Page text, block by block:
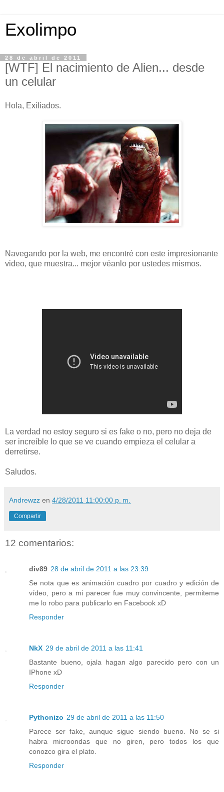
Exolimpo
28 de abril de 2011
[WTF] El nacimiento de Alien... desde
un celular
Hola, Exiliados.
Navegando por la web, me encontré con este impresionante
video, que muestra... mejor véanlo por ustedes mismos.
La verdad no estoy seguro si es fake o no, pero no deja de
ser increíble lo que se ve cuando empieza el celular a
derretirse.
Saludos.
Andrewzz en 4/28/2011 11:00:00 p. m.
Compartir
12 comentarios:
div89 28 de abril de 2011 a las 23:39
Se nota que es animación cuadro por cuadro y edición de
vídeo, pero a mi parecer fue muy convincente, permiteme
me lo robo para publicarlo en Facebook xD
Responder
NkX 29 de abril de 2011 a las 11:41
Bastante bueno, ojala hagan algo parecido pero con un
IPhone xD
Responder
Pythonizo 29 de abril de 2011 a las 11:50
Parece ser fake, aunque sigue siendo bueno. No se si
habra microondas que no giren, pero todos los que
conozco gira el plato.
Responder